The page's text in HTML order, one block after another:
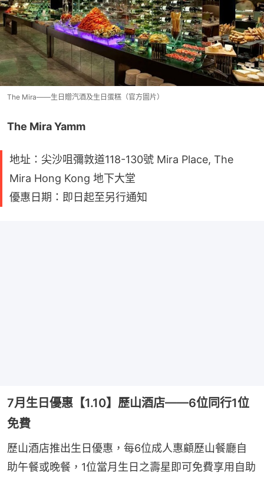
The Mira——生日贈汽酒及生日蛋糕（官方圖片）
The Mira Yamm
地址：尖沙咀彌敦道118-130號 Mira Place, The
Mira Hong Kong 地下大堂
優惠日期：即日起至另行通知
7月生日優惠【1.10】歷山酒店——6位同行1位
免費
歷山酒店推出生日優惠，每6位成人惠顧歷山餐廳自
助午餐或晚餐，1位當月生日之壽星即可免費享用自助